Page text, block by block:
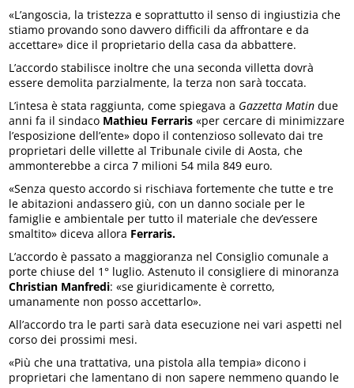
«L’angoscia, la tristezza e soprattutto il senso di ingiustizia che
stiamo provando sono davvero difficili da affrontare e da
accettare» dice il proprietario della casa da abbattere.
L’accordo stabilisce inoltre che una seconda villetta dovrà
essere demolita parzialmente, la terza non sarà toccata.
L’intesa è stata raggiunta, come spiegava a Gazzetta Matin due
anni fa il sindaco Mathieu Ferraris «per cercare di minimizzare
l’esposizione dell’ente» dopo il contenzioso sollevato dai tre
proprietari delle villette al Tribunale civile di Aosta, che
ammonterebbe a circa 7 milioni 54 mila 849 euro.
«Senza questo accordo si rischiava fortemente che tutte e tre
le abitazioni andassero giù, con un danno sociale per le
famiglie e ambientale per tutto il materiale che dev’essere
smaltito» diceva allora Ferraris.
L’accordo è passato a maggioranza nel Consiglio comunale a
porte chiuse del 1° luglio. Astenuto il consigliere di minoranza
Christian Manfredi: «se giuridicamente è corretto,
umanamente non posso accettarlo».
All’accordo tra le parti sarà data esecuzione nei vari aspetti nel
corso dei prossimi mesi.
«Più che una trattativa, una pistola alla tempia» dicono i
proprietari che lamentano di non sapere nemmeno quando le